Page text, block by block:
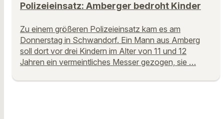
Polizeieinsatz: Amberger bedroht Kinder
Zu einem größeren Polizeieinsatz kam es am
Donnerstag in Schwandorf. Ein Mann aus Amberg
soll dort vor drei Kindern im Alter von 11 und 12
Jahren ein vermeintliches Messer gezogen, sie …